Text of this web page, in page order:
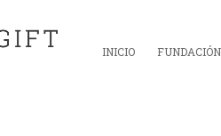
INICIO FUNDACIÓN